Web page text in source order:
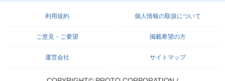
利用規約 個人情報の取扱について
ご意見・ご要望 掲載希望の方
運営会社 サイトマップ